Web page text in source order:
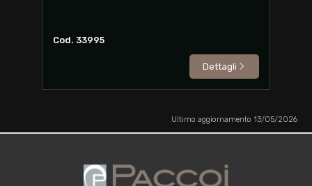
Cod. 33995
Dettagli
Ultimo aggiornamento 13/05/2026